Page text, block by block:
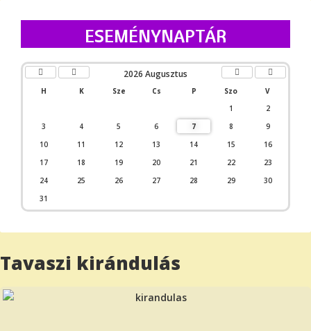
ESEMÉNYNAPTÁR
2026 Augusztus
H K Sze Cs P Szo
V
1
2
3
4 5 6 7 8
9
10
11 12 13 14 15
16
17
18 19 20 21 22
23
24
25 26 27 28 29
30
31
Tavaszi kirándulás